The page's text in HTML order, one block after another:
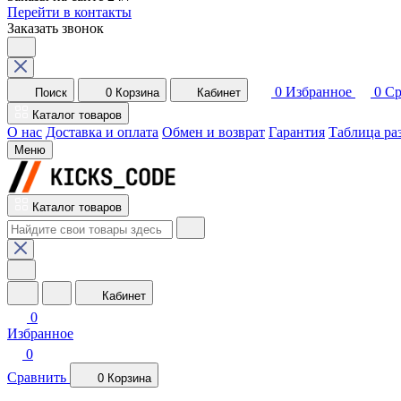
Перейти в контакты
Заказать звонок
Поиск 0 Корзина Кабинет 0 Избранное 0
Каталог товаров
О нас Доставка и оплата Обмен и возврат Гарантия Таблица
Меню
Каталог товаров
Кабинет
0
Избранное
0
Сравнить
0 Корзина